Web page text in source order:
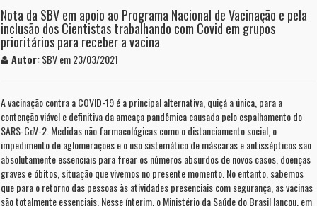
Nota da SBV em apoio ao Programa Nacional de Vacinação e pela
inclusão dos Cientistas trabalhando com Covid em grupos
prioritários para receber a vacina
Autor:SBV em 23/03/2021
A vacinação contra a COVID-19 é a principal alternativa, quiçá a única, para a
contenção viável e definitiva da ameaça pandêmica causada pelo espalhamento do
SARS-CoV-2. Medidas não farmacológicas como o distanciamento social, o
impedimento de aglomerações e o uso sistemático de máscaras e antissépticos são
absolutamente essenciais para frear os números absurdos de novos casos, doenças
graves e óbitos, situação que vivemos no presente momento. No entanto, sabemos
que para o retorno das pessoas às atividades presenciais com segurança, as vacinas
são totalmente essenciais. Nesse ínterim, o Ministério da Saúde do Brasil lançou, em